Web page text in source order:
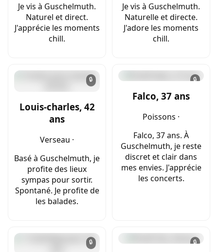
Je vis à Guschelmuth.
Naturel et direct.
J'apprécie les moments
chill.
Je vis à Guschelmuth.
Naturelle et directe.
J'adore les moments
chill.
🔒
Louis-charles, 42
ans
Verseau ·
Basé à Guschelmuth, je
profite des lieux
sympas pour sortir.
Spontané. Je profite de
les balades.
🔒
Falco, 37 ans
Poissons ·
Falco, 37 ans. À
Guschelmuth, je reste
discret et clair dans
mes envies. J'apprécie
les concerts.
🔒 🔒